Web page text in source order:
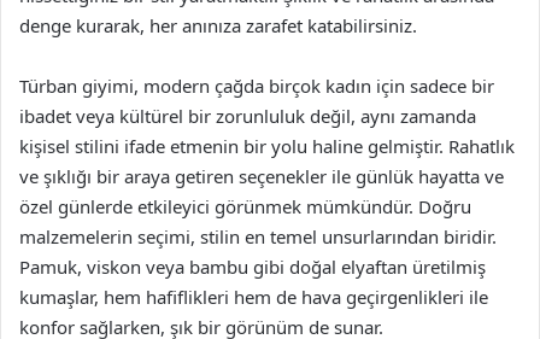
denge kurarak, her anınıza zarafet katabilirsiniz.
Türban giyimi, modern çağda birçok kadın için sadece bir
ibadet veya kültürel bir zorunluluk değil, aynı zamanda
kişisel stilini ifade etmenin bir yolu haline gelmiştir. Rahatlık
ve şıklığı bir araya getiren seçenekler ile günlük hayatta ve
özel günlerde etkileyici görünmek mümkündür. Doğru
malzemelerin seçimi, stilin en temel unsurlarından biridir.
Pamuk, viskon veya bambu gibi doğal elyaftan üretilmiş
kumaşlar, hem hafiflikleri hem de hava geçirgenlikleri ile
konfor sağlarken, şık bir görünüm de sunar.